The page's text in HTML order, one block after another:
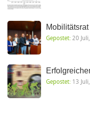
Gepostet:20
Gepostet: 13